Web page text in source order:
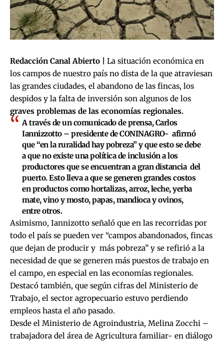
Redacción Canal Abierto |
La situación económica en
los campos de nuestro país no dista de la que atraviesan
las grandes ciudades, el abandono de las fincas, los
despidos y la falta de inversión son algunos de los
graves problemas de las economías regionales.
A través de un comunicado de prensa, Carlos
Iannizzotto – presidente de CONINAGRO- afirmó
que “en la ruralidad hay pobreza” y que esto se debe
a que no existe una política de inclusión a los
productores que se encuentran a gran distancia del
puerto. Esto lleva a que se generen grandes costos
en productos como hortalizas, arroz, leche, yerba
mate, vino y mosto, papas, mandioca y ovinos,
entre otros.
Asimismo, Iannizotto señaló que en las recorridas por
todo el país se pueden ver “campos abandonados, fincas
que dejan de producir y más pobreza” y se refirió a la
necesidad de que se generen más puestos de trabajo en
el campo, en especial en las economías regionales.
Destacó también, que según cifras del Ministerio de
Trabajo, el sector agropecuario estuvo perdiendo
empleos hasta el año pasado.
Desde el Ministerio de Agroindustria, Melina Zocchi –
trabajadora del área de Agricultura familiar- en diálogo